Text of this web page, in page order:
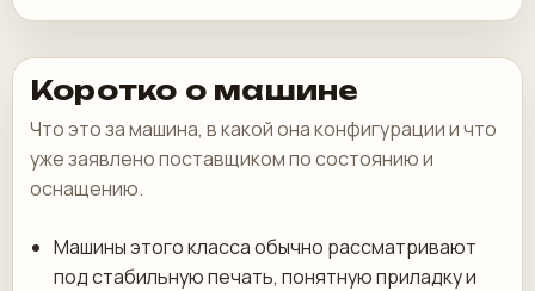
Коротко о машине
Что это за машина, в какой она конфигурации и что
уже заявлено поставщиком по состоянию и
оснащению.
Машины этого класса обычно рассматривают
под стабильную печать, понятную приладку и